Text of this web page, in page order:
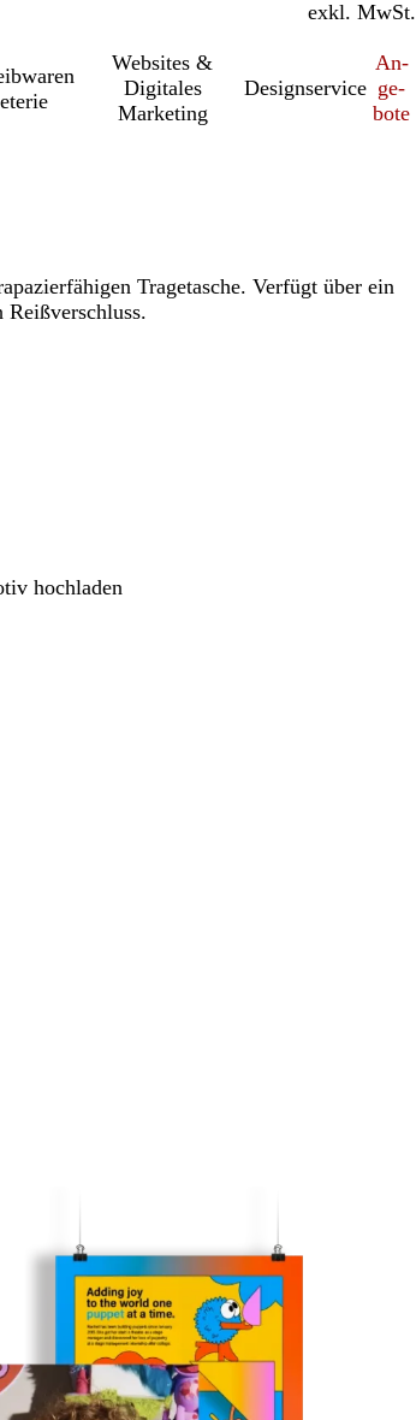
inkl. MwSt.
exkl. MwSt.
Websites &
Digitales
Marketing
Designservice
An­­
ge­­
bo­­te
Tragetasche. Verfügt über ein
Reißverschluss.
hochladen